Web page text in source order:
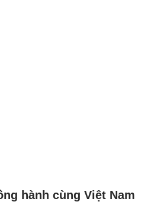
hành cùng Việt Nam